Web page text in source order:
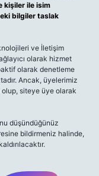
kişiler ile isim
bilgiler taslak
ve İletişim
olarak hizmet
olarak denetleme
Ancak, üyelerimiz
olup, siteye üye olarak
düşündüğünüz
bildirmeniz halinde,